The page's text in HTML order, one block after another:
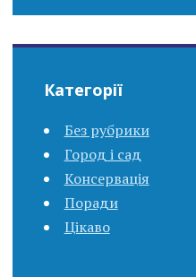
Категорії
Без рубрики
Город і сад
Консервація
Поради
Цікаво